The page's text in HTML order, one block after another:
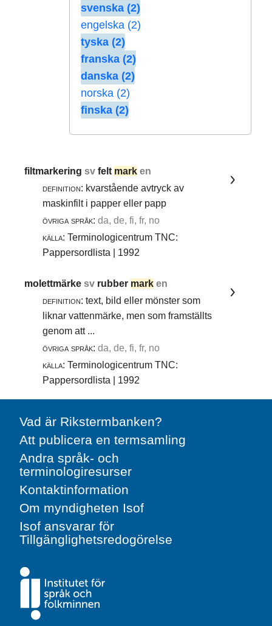
svenska (2)
engelska (2)
tyska (2)
franska (2)
danska (2)
norska (2)
finska (2)
filtmarkeringsvfelt mark en
definition: kvarstående avtryck av
maskinfilt i papper eller papp
övriga språk: da, de, fi, fr, no
källa: Terminologicentrum TNC:
Pappersordlista | 1992
molettmärkesv rubber mark en
definition: text, bild eller mönster som
liknar vattenmärke, men som framställts
genom att ...
övriga språk: da, de, fi, fr, no
källa: Terminologicentrum TNC:
Pappersordlista | 1992
Vad är Rikstermbanken?
Att publicera en termsamling
Andra språk- och
terminologiresurser
Kontaktinformation
Om myndigheten Isof
Isof ansvarar för
Tillgänglighetsredogörelse